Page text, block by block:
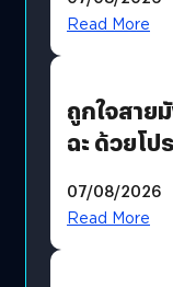
Read More
ถูกใจสาย
ฉะ ด้วยโป
มีภาษาไทย
07/08/2026
Read More